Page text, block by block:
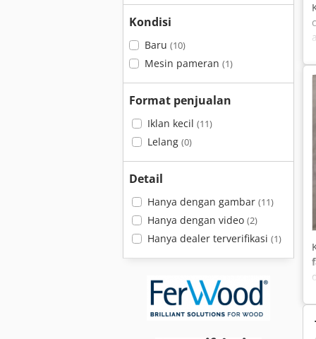
Kondisi
Baru (10)
Mesin pameran (1)
Format penjualan
Iklan kecil (11)
Lelang (0)
Detail
Hanya dengan gambar (11)
Hanya dengan video (2)
Hanya dealer terverifikasi (1)